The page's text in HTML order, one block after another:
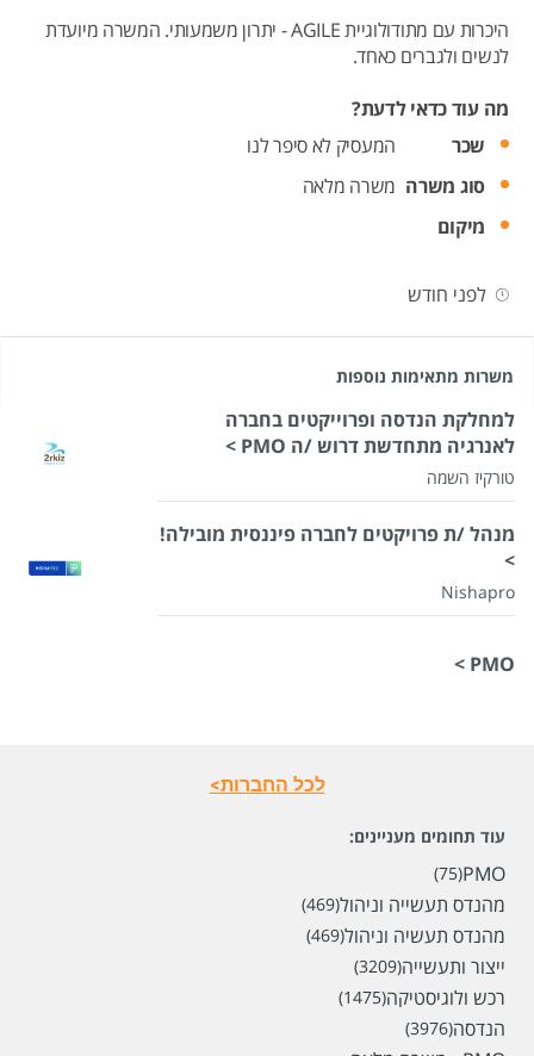
היכרות עם מתודולוגיית AGILE - יתרון משמעותי. המשרה מיועדת
לנשים ולגברים כאחד.
מה עוד כדאי לדעת?
שכר
המעסיק לא סיפר לנו
סוג משרה משרה מלאה
מיקום
לפני חודש
משרות מתאימות נוספות
למחלקת הנדסה ופרוייקטים בחברה
לאנרגיה מתחדשת דרוש /ה PMO >
טורקיז השמה
מנהל /ת פרויקטים לחברה פיננסית מובילה!
>
Nishapro
PMO >
לכל החברות>
עוד תחומים מעניינים:
PMO
(75)
מהנדס תעשייה וניהול(469)
מהנדס תעשיה וניהול(469)
ייצור ותעשייה(3209)
רכש ולוגיסטיקה(1475)
הנדסה(3976)